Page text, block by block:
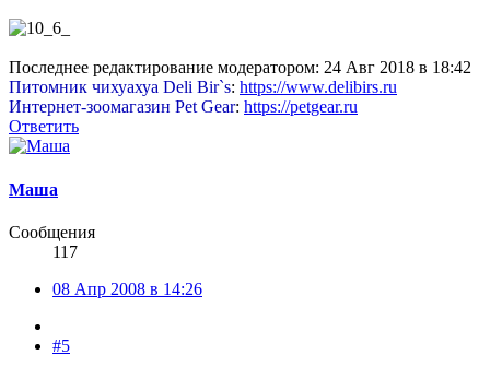
Последнее редактирование модератором: 24 Авг 2018 в 18:42
Питомник чихуахуа Deli Bir`s: https://www.delibirs.ru
Интернет-зоомагазин Pet Gear: https://petgear.ru
Ответить
Маша
Сообщения
117
08 Апр 2008 в 14:26
#5